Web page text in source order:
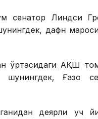
сенатор Линдси
дафн
ўртасидаги АҚШ
шунингдек, Ғазо
деярли уч